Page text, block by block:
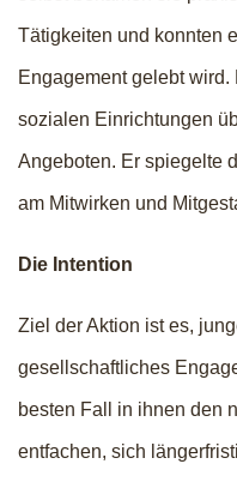
Tätigkeiten und konnten
Engagement gelebt
sozialen Einrichtungen
Angeboten. Er spiegelte
am Mitwirken und
Die Intention
Ziel der Aktion ist es,
gesellschaftliches
besten Fall in ihnen den
entfachen, sich